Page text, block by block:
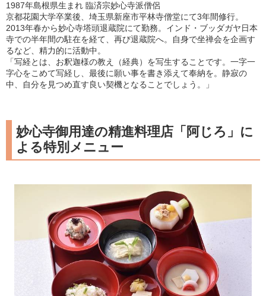
1987年島根県生まれ 臨済宗妙心寺派僧侶
京都花園大学卒業後、埼玉県新座市平林寺僧堂にて3年間修行。
2013年春から妙心寺塔頭退蔵院にて勤務。インド・ブッダガヤ日本
寺での半年間の駐在を経て、再び退蔵院へ。自身で坐禅会を企画す
るなど、精力的に活動中。
「写経とは、お釈迦様の教え（経典）を写生することです。一字一
字心をこめて写経し、最後に願い事を書き添えて奉納を。静寂の
中、自分を見つめ直す良い契機となることでしょう。」
妙心寺御用達の精進料理店「阿じろ」に
よる特別メニュー